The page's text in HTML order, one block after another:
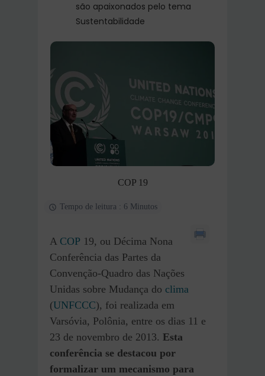
são apaixonados pelo tema
Sustentabilidade
COP 19
Tempo de leitura : 6 Minutos
A COP 19, ou Décima Nona
Conferência das Partes da
Convenção-Quadro das Nações
Unidas sobre Mudança do clima
(UNFCCC), foi realizada em
Varsóvia, Polônia, entre os dias 11 e
23 de novembro de 2013. Esta
conferência se destacou por
formalizar um mecanismo para